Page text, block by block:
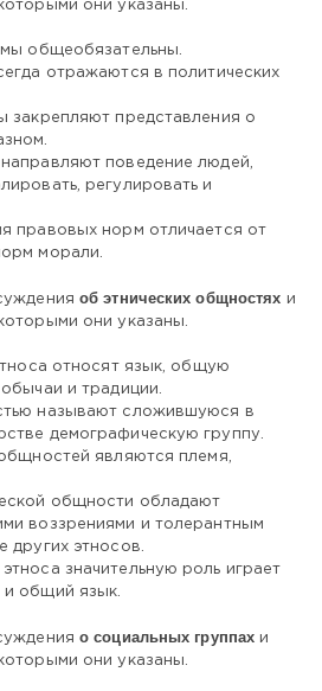
они указаны.
общеобязательны.
отражаются в политических
закрепляют представления о
поведение людей,
регулировать и
правовых норм отличается от
морали.
об этнических общностях и
они указаны.
относят язык, общую
и традиции.
называют сложившуюся в
демографическую группу.
являются племя,
общности обладают
воззрениями и толерантным
других этносов.
значительную роль играет
общий язык.
о социальных группах и
они указаны.